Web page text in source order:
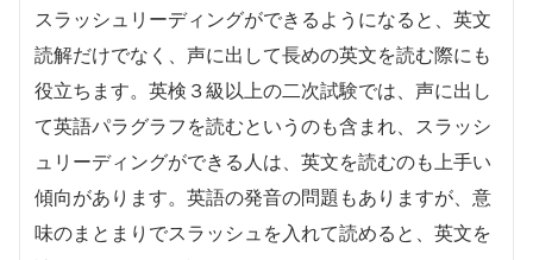
スラッシュリーディングができるようになると、英文
読解だけでなく、声に出して長めの英文を読む際にも
役立ちます。英検３級以上の二次試験では、声に出し
て英語パラグラフを読むというのも含まれ、スラッシ
ュリーディングができる人は、英文を読むのも上手い
傾向があります。英語の発音の問題もありますが、意
味のまとまりでスラッシュを入れて読めると、英文を